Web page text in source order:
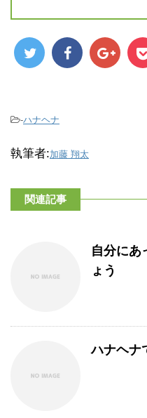
-ハナヘナ
執筆者:加藤 翔太
関連記事
自分にあ
ょう
ハナヘナ